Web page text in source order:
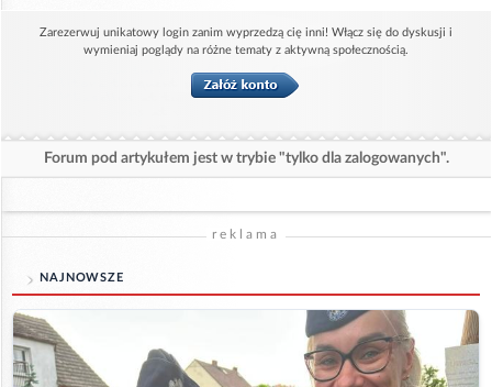
Zarezerwuj unikatowy login zanim wyprzedzą cię inni! Włącz się do dyskusji i
wymieniaj poglądy na różne tematy z aktywną społecznością.
Forum pod artykułem jest w trybie "tylko dla zalogowanych".
reklama
NAJNOWSZE